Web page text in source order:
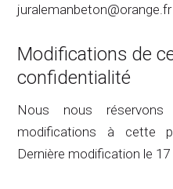
juralemanbeton@orange.fr
Modifications de
confidentialité
Nous nous
modifications à cette
Dernière modification le 17